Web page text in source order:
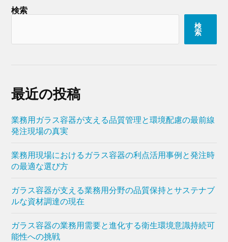
検索
検
索
最近の投稿
業務用ガラス容器が支える品質管理と環境配慮の最前線
発注現場の真実
業務用現場におけるガラス容器の利点活用事例と発注時
の最適な選び方
ガラス容器が支える業務用分野の品質保持とサステナブ
ルな資材調達の現在
ガラス容器の業務用需要と進化する衛生環境意識持続可
能性への挑戦